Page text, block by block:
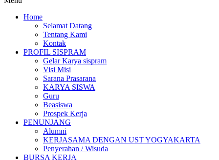
Home
Selamat Datang
Tentang Kami
Kontak
PROFIL SISPRAM
Gelar Karya sispram
Visi Misi
Sarana Prasarana
KARYA SISWA
Guru
Beasiswa
Prospek Kerja
PENUNJANG
Alumni
KERJASAMA DENGAN UST YOGYAKARTA
Penyerahan / Wisuda
BURSA KERJA